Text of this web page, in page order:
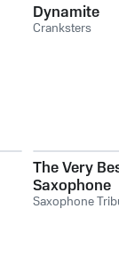
Dynamite
Cranksters
The Very
Saxophone
Saxophone